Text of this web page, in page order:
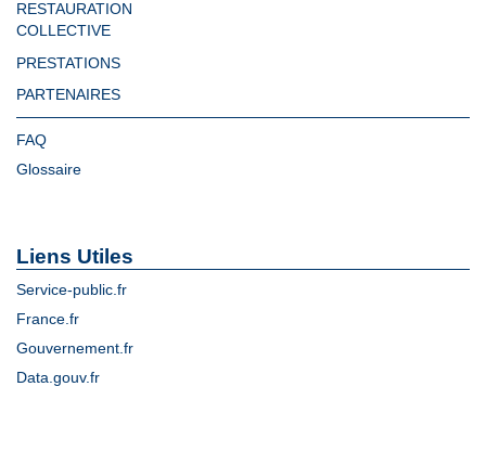
RESTAURATION
COLLECTIVE
PRESTATIONS
PARTENAIRES
FAQ
Glossaire
Liens Utiles
Service-public.fr
France.fr
Gouvernement.fr
Data.gouv.fr